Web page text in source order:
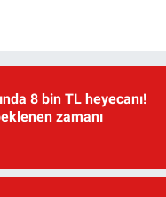
8 bin TL heyecanı!
zamanı